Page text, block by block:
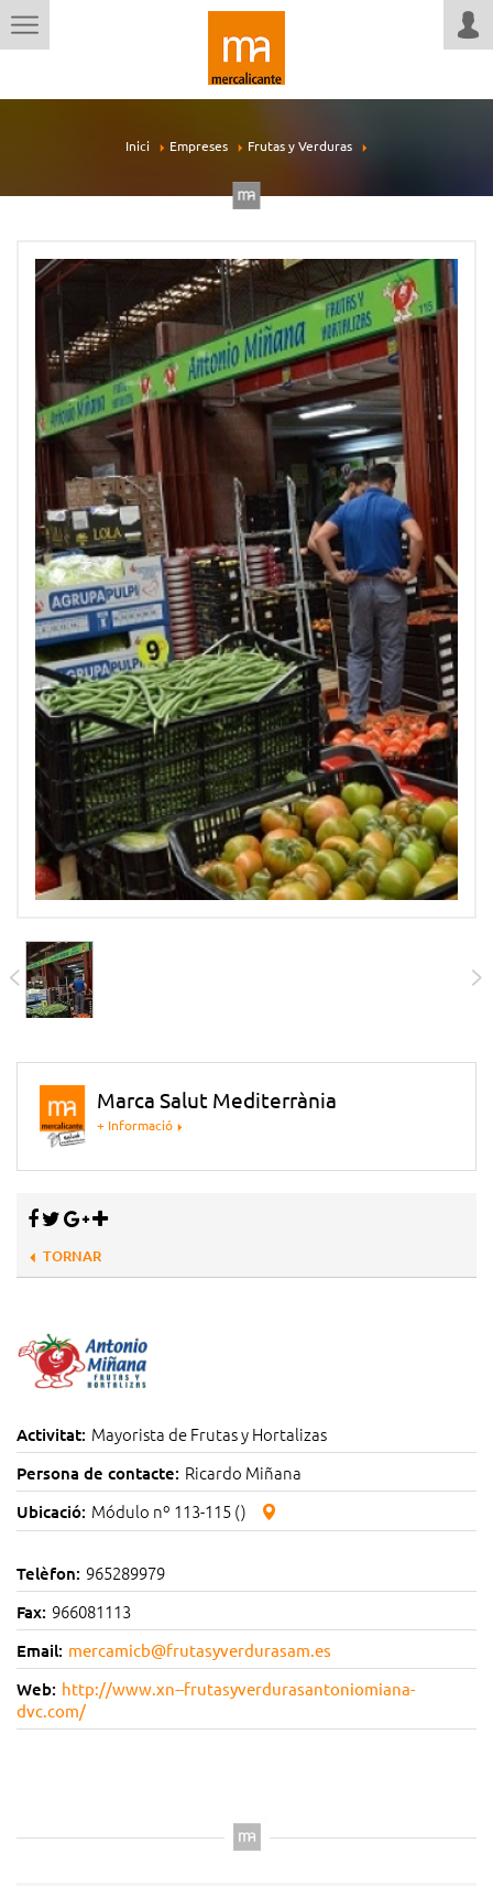
Inici Empreses Frutas y Verduras
Marca Salut Mediterrània
+ Informació
TORNAR
Activitat: Mayorista de Frutas y Hortalizas
Persona de contacte: Ricardo Miñana
Ubicació: Módulo nº 113-115 ()
Telèfon: 965289979
Fax: 966081113
Email: mercamicb@frutasyverdurasam.es
Web: http://www.xn--frutasyverdurasantoniomiana-
dvc.com/